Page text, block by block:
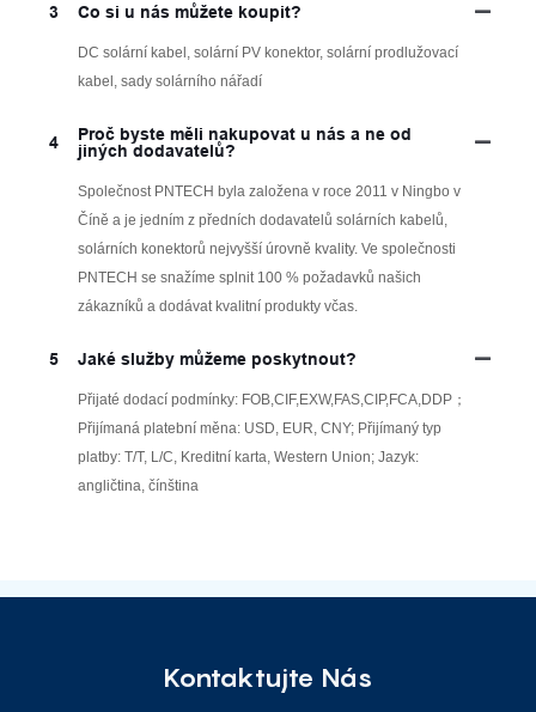
3 Co si u nás můžete koupit?
DC solární kabel, solární PV konektor, solární prodlužovací
kabel, sady solárního nářadí
4
Proč byste měli nakupovat u nás a ne od
jiných dodavatelů?
Společnost PNTECH byla založena v roce 2011 v Ningbo v
Číně a je jedním z předních dodavatelů solárních kabelů,
solárních konektorů nejvyšší úrovně kvality. Ve společnosti
PNTECH se snažíme splnit 100 % požadavků našich
zákazníků a dodávat kvalitní produkty včas.
5 Jaké služby můžeme poskytnout?
Přijaté dodací podmínky: FOB,CIF,EXW,FAS,CIP,FCA,DDP；
Přijímaná platební měna: USD, EUR, CNY; Přijímaný typ
platby: T/T, L/C, Kreditní karta, Western Union; Jazyk:
angličtina, čínština
Kontaktujte Nás